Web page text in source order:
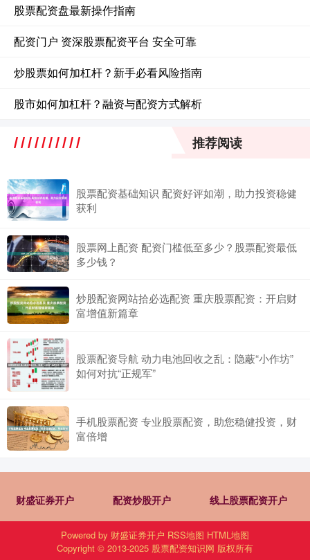
股票配资盘最新操作指南
配资门户 资深股票配资平台 安全可靠
炒股票如何加杠杆？新手必看风险指南
股市如何加杠杆？融资与配资方式解析
推荐阅读
股票配资基础知识 配资好评如潮，助力投资稳健
获利
股票网上配资 配资门槛低至多少？股票配资最低
多少钱？
炒股配资网站拾必选配资 重庆股票配资：开启财
富增值新篇章
股票配资导航 动力电池回收之乱：隐蔽“小作坊”
如何对抗“正规军”
手机股票配资 专业股票配资，助您稳健投资，财
富倍增
财盛证券开户 配资炒股开户 线上股票配资开户
Powered by 财盛证券开户 RSS地图 HTML地图
Copyright © 2013-2025 股票配资知识网 版权所有